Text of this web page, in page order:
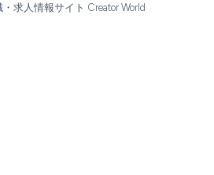
求人情報サイト Creator World